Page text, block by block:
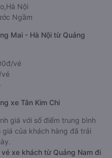
Nội
Ngầm
Mai - Hà Nội từ Quảng
vé
xe Tân Kim Chi
giá với số điểm trung bình
của khách hàng đã trải
xe khách từ Quảng Nam đi